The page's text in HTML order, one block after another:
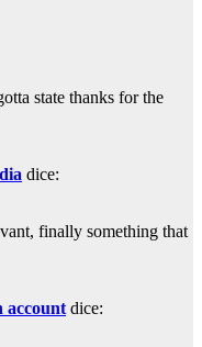
state thanks for the
dice:
finally something that
account dice: